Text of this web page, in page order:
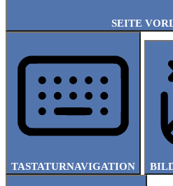
SEITE
TASTATURNAVIGATION